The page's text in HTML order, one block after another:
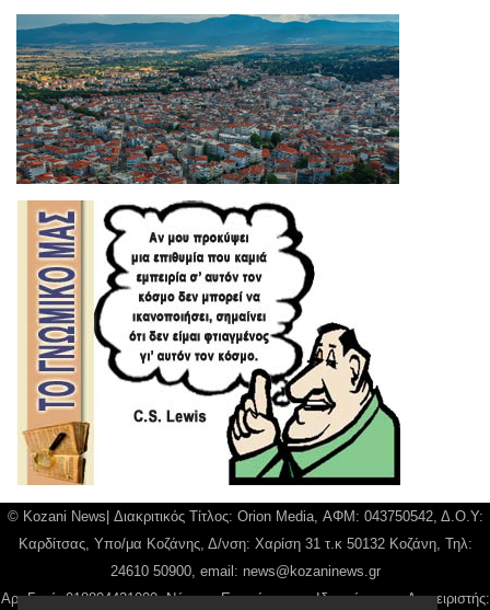
© Kozani News| Διακριτικός Τίτλος: Orion Media, ΑΦΜ: 043750542, Δ.Ο.Υ:
Καρδίτσας, Υπο/μα Κοζάνης, Δ/νση: Χαρίση 31 τ.κ 50132 Κοζάνη, Τηλ:
24610 50900, email: news@kozaninews.gr
Αρ. Γεμή: 018804431000, Νόμιμος Εκπρόσωπος, Ιδιοκτήτης και Διαχειριστής: